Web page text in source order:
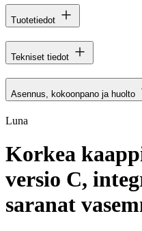
Tuotetiedot
Tekniset tiedot
Asennus, kokoonpano ja huolto
Luna
Korkea
versio C,
saranat